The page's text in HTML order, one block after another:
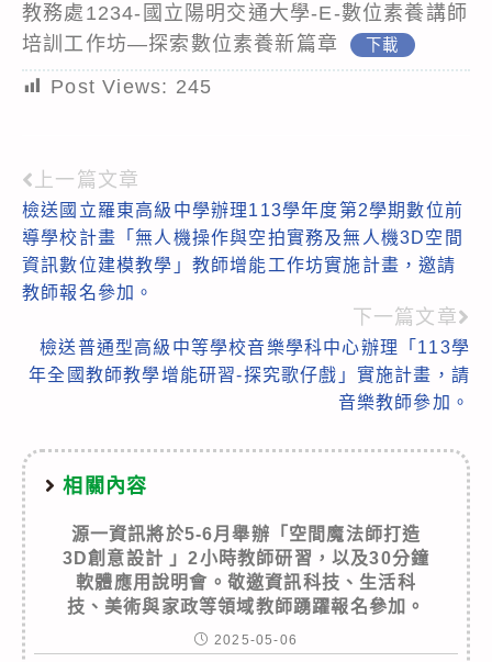
教務處1234-國立陽明交通大學-E-數位素養講師
培訓工作坊—探索數位素養新篇章
下載
Post Views: 245
Read
more
articles
上一篇文章
檢送國立羅東高級中學辦理113學年度第2學期數位前
導學校計畫「無人機操作與空拍實務及無人機3D空間
資訊數位建模教學」教師增能工作坊實施計畫，邀請
教師報名參加。
下一篇文章
檢送普通型高級中等學校音樂學科中心辦理「113學
年全國教師教學增能研習-探究歌仔戲」實施計畫，請
音樂教師參加。
相關內容
源一資訊將於5-6月舉辦「空間魔法師打造
3D創意設計 」2小時教師研習，以及30分鐘
軟體應用說明會。敬邀資訊科技、生活科
技、美術與家政等領域教師踴躍報名參加。
2025-05-06